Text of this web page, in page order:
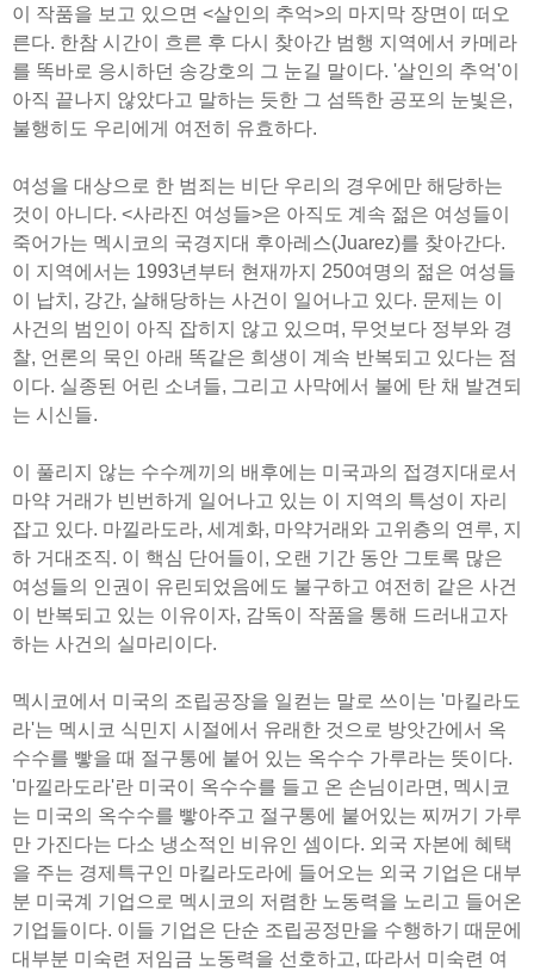
이 작품을 보고 있으면 <살인의 추억>의 마지막 장면이 떠오
른다. 한참 시간이 흐른 후 다시 찾아간 범행 지역에서 카메라
를 똑바로 응시하던 송강호의 그 눈길 말이다. '살인의 추억'이
아직 끝나지 않았다고 말하는 듯한 그 섬뜩한 공포의 눈빛은,
불행히도 우리에게 여전히 유효하다.
여성을 대상으로 한 범죄는 비단 우리의 경우에만 해당하는
것이 아니다. <사라진 여성들>은 아직도 계속 젊은 여성들이
죽어가는 멕시코의 국경지대 후아레스(Juarez)를 찾아간다.
이 지역에서는 1993년부터 현재까지 250여명의 젊은 여성들
이 납치, 강간, 살해당하는 사건이 일어나고 있다. 문제는 이
사건의 범인이 아직 잡히지 않고 있으며, 무엇보다 정부와 경
찰, 언론의 묵인 아래 똑같은 희생이 계속 반복되고 있다는 점
이다. 실종된 어린 소녀들, 그리고 사막에서 불에 탄 채 발견되
는 시신들.
이 풀리지 않는 수수께끼의 배후에는 미국과의 접경지대로서
마약 거래가 빈번하게 일어나고 있는 이 지역의 특성이 자리
잡고 있다. 마낄라도라, 세계화, 마약거래와 고위층의 연루, 지
하 거대조직. 이 핵심 단어들이, 오랜 기간 동안 그토록 많은
여성들의 인권이 유린되었음에도 불구하고 여전히 같은 사건
이 반복되고 있는 이유이자, 감독이 작품을 통해 드러내고자
하는 사건의 실마리이다.
멕시코에서 미국의 조립공장을 일컫는 말로 쓰이는 '마킬라도
라'는 멕시코 식민지 시절에서 유래한 것으로 방앗간에서 옥
수수를 빻을 때 절구통에 붙어 있는 옥수수 가루라는 뜻이다.
'마낄라도라'란 미국이 옥수수를 들고 온 손님이라면, 멕시코
는 미국의 옥수수를 빻아주고 절구통에 붙어있는 찌꺼기 가루
만 가진다는 다소 냉소적인 비유인 셈이다. 외국 자본에 혜택
을 주는 경제특구인 마킬라도라에 들어오는 외국 기업은 대부
분 미국계 기업으로 멕시코의 저렴한 노동력을 노리고 들어온
기업들이다. 이들 기업은 단순 조립공정만을 수행하기 때문에
대부분 미숙련 저임금 노동력을 선호하고, 따라서 미숙련 여